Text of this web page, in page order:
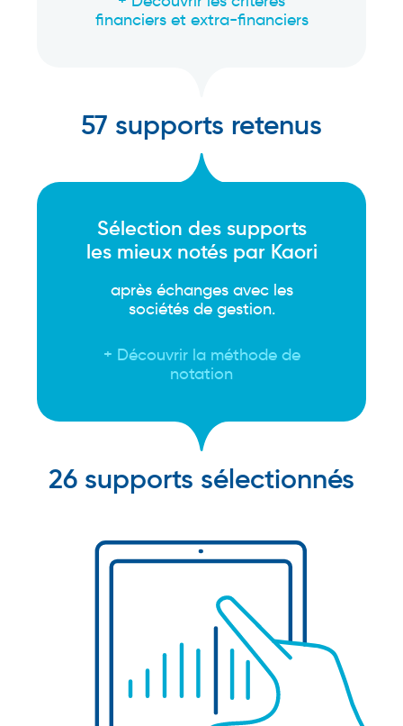
financiers et extra-financiers
57 supports retenus
Sélection des supports
les mieux notés par Kaori
après échanges avec les
sociétés de gestion.
+ Découvrir la méthode de
notation
26 supports sélectionnés